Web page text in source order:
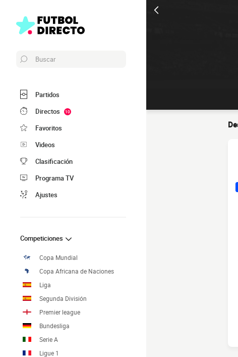
Buscar
Partidos
Directos
10
Favoritos
Videos
Clasificación
Programa TV
Ajustes
Competiciones
Copa Mundial
Copa Africana de Naciones
Liga
Segunda División
Premier league
Bundesliga
Serie A
Ligue 1